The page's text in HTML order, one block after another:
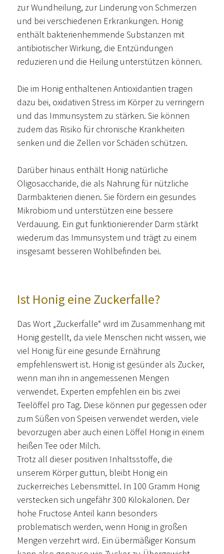
zur Wundheilung, zur Linderung von Schmerzen
und bei verschiedenen Erkrankungen. Honig
enthält bakterienhemmende Substanzen mit
antibiotischer Wirkung, die Entzündungen
reduzieren und die Heilung unterstützen können.
Die im Honig enthaltenen Antioxidantien tragen
dazu bei, oxidativen Stress im Körper zu verringern
und das Immunsystem zu stärken. Sie können
zudem das Risiko für chronische Krankheiten
senken und die Zellen vor Schäden schützen.
Darüber hinaus enthält Honig natürliche
Oligosaccharide, die als Nahrung für nützliche
Darmbakterien dienen. Sie fördern ein gesundes
Mikrobiom und unterstützen eine bessere
Verdauung. Ein gut funktionierender Darm stärkt
wiederum das Immunsystem und trägt zu einem
insgesamt besseren Wohlbefinden bei.
Ist Honig eine Zuckerfalle?
Das Wort „Zuckerfalle“ wird im Zusammenhang mit
Honig gestellt, da viele Menschen nicht wissen, wie
viel Honig für eine gesunde Ernährung
empfehlenswert ist. Honig ist gesünder als Zucker,
wenn man ihn in angemessenen Mengen
verwendet. Experten empfehlen ein bis zwei
Teelöffel pro Tag. Diese können pur gegessen oder
zum Süßen von Speisen verwendet werden, viele
bevorzugen aber auch einen Löffel Honig in einem
heißen Tee oder Milch.
Trotz all dieser positiven Inhaltsstoffe, die
unserem Körper guttun, bleibt Honig ein
zuckerreiches Lebensmittel. In 100 Gramm Honig
verstecken sich ungefähr 300 Kilokalorien. Der
hohe Fructose Anteil kann besonders
problematisch werden, wenn Honig in großen
Mengen verzehrt wird. Ein übermäßiger Konsum